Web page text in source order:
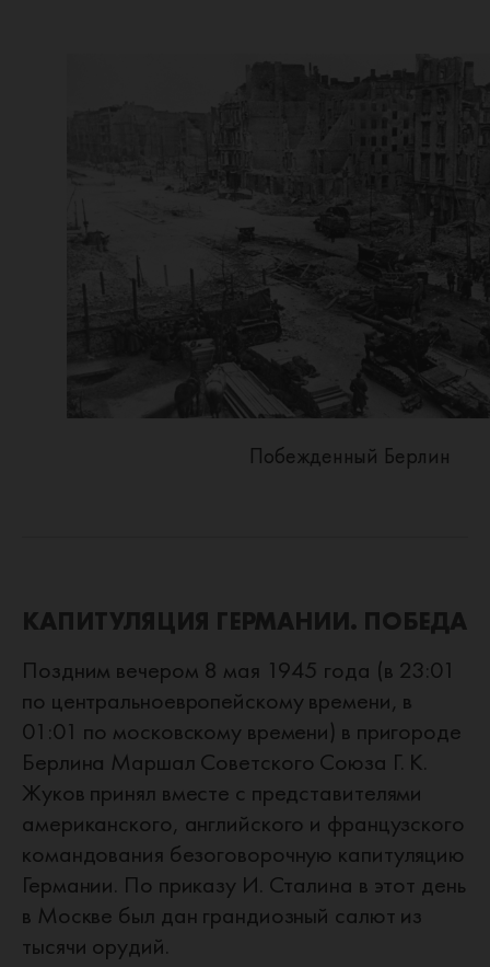
Побежденный Берлин
КАПИТУЛЯЦИЯ ГЕРМАНИИ. ПОБЕДА
Поздним вечером 8 мая 1945 года (в 23:01
по центральноевропейскому времени, в
01:01 по московскому времени) в пригороде
Берлина Маршал Советского Союза Г. К.
Жуков принял вместе с представителями
американского, английского и французского
командования безоговорочную капитуляцию
Германии. По приказу И. Сталина в этот день
в Москве был дан грандиозный салют из
тысячи орудий.